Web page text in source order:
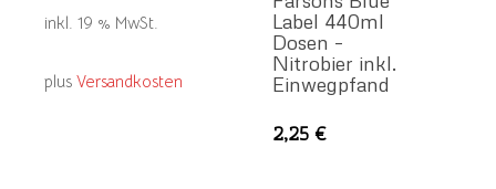
inkl. 19 % MwSt.
plus Versandkosten
Label 440ml
Dosen –
Nitrobier inkl.
Einwegpfand
2,25€